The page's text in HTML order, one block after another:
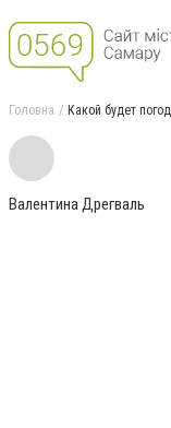
Головна Какой будет
Валентина Дрегваль